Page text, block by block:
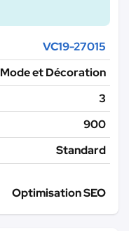
VC19-27015
Mode et Décoration
3
900
Standard
Optimisation SEO